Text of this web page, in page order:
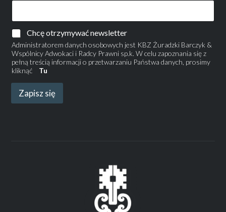
Chcę otrzymywać newsletter
Administratorem danych osobowych jest KBZ Żuradzki Barczyk &
Wspólnicy Adwokaci i Radcy Prawni sp.k. W celu zapoznania się z
pełną treścią informacji o przetwarzaniu Państwa danych, prosimy
kliknąć
Tu
Zapisz się